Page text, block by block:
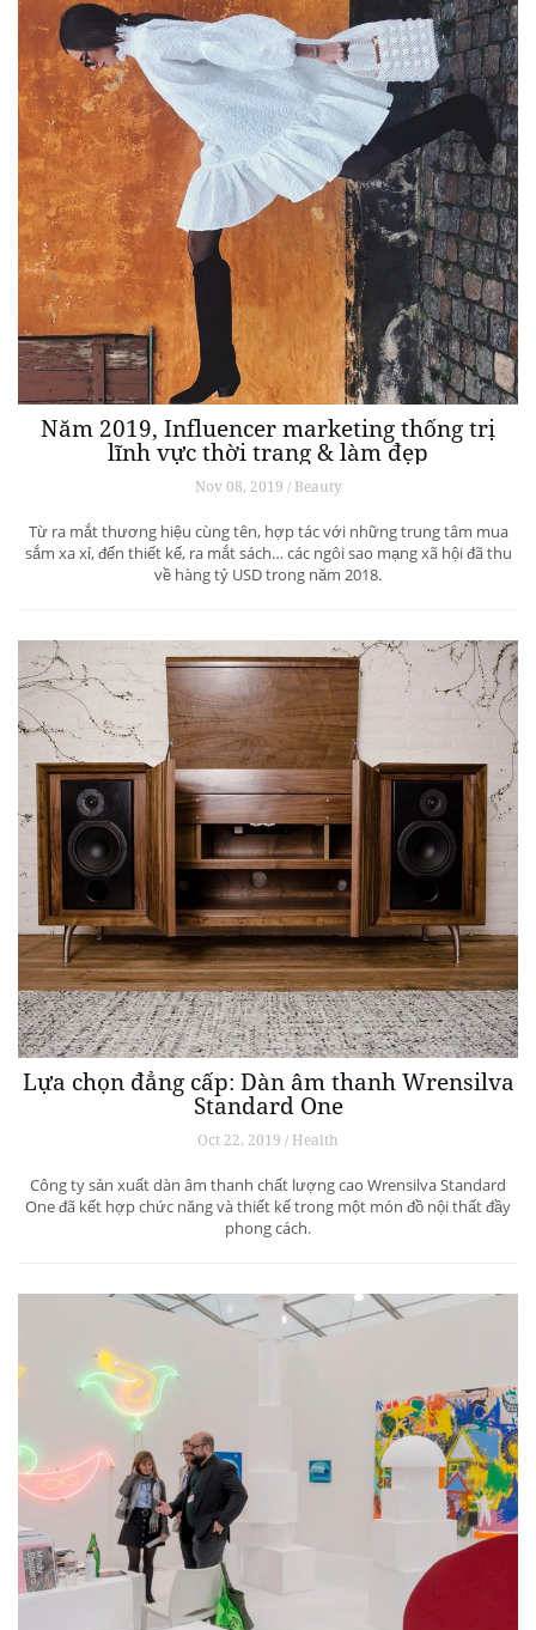
Năm 2019, Influencer marketing thống trị
lĩnh vực thời trang & làm đẹp
Nov 08, 2019 / Beauty
Từ ra mắt thương hiệu cùng tên, hợp tác với những trung tâm mua
sắm xa xỉ, đến thiết kế, ra mắt sách… các ngôi sao mạng xã hội đã thu
về hàng tỷ USD trong năm 2018.
Lựa chọn đẳng cấp: Dàn âm thanh Wrensilva
Standard One
Oct 22, 2019 / Health
Công ty sản xuất dàn âm thanh chất lượng cao Wrensilva Standard
One đã kết hợp chức năng và thiết kế trong một món đồ nội thất đầy
phong cách.